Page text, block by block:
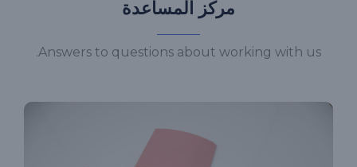
مركز المساعدة
Answers to questions about working with us.